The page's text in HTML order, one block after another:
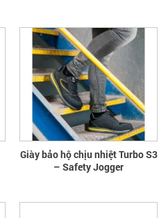
Giày bảo hộ chịu nhiệt Turbo S3
– Safety Jogger